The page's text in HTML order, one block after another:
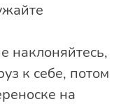
наклоняйтесь,
к себе, потом
на